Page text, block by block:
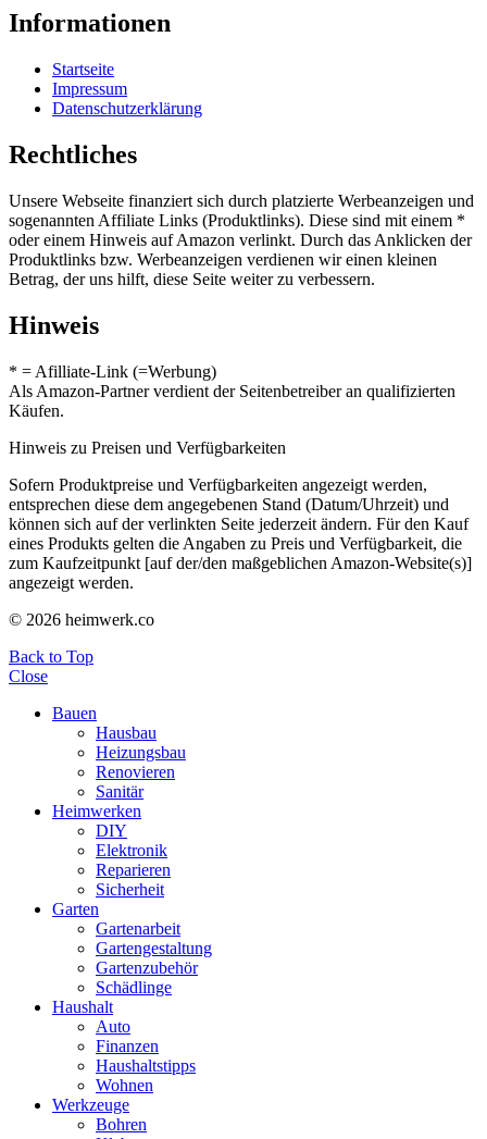
Informationen
Startseite
Impressum
Datenschutzerklärung
Rechtliches
Unsere Webseite finanziert sich durch platzierte Werbeanzeigen und
sogenannten Affiliate Links (Produktlinks). Diese sind mit einem *
oder einem Hinweis auf Amazon verlinkt. Durch das Anklicken der
Produktlinks bzw. Werbeanzeigen verdienen wir einen kleinen
Betrag, der uns hilft, diese Seite weiter zu verbessern.
Hinweis
* = Afilliate-Link (=Werbung)
Als Amazon-Partner verdient der Seitenbetreiber an qualifizierten
Käufen.
Hinweis zu Preisen und Verfügbarkeiten
Sofern Produktpreise und Verfügbarkeiten angezeigt werden,
entsprechen diese dem angegebenen Stand (Datum/Uhrzeit) und
können sich auf der verlinkten Seite jederzeit ändern. Für den Kauf
eines Produkts gelten die Angaben zu Preis und Verfügbarkeit, die
zum Kaufzeitpunkt [auf der/den maßgeblichen Amazon-Website(s)]
angezeigt werden.
© 2026 heimwerk.co
Back to Top
Close
Bauen
Hausbau
Heizungsbau
Renovieren
Sanitär
Heimwerken
DIY
Elektronik
Reparieren
Sicherheit
Garten
Gartenarbeit
Gartengestaltung
Gartenzubehör
Schädlinge
Haushalt
Auto
Finanzen
Haushaltstipps
Wohnen
Werkzeuge
Bohren